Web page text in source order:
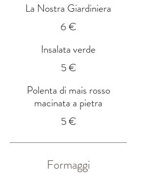
La Nostra Giardiniera
6 €
Insalata verde
5 €
Polenta di mais rosso
macinata a pietra
5 €
Formaggi